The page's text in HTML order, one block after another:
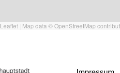
Leaflet | Map data ©OpenStreetMap